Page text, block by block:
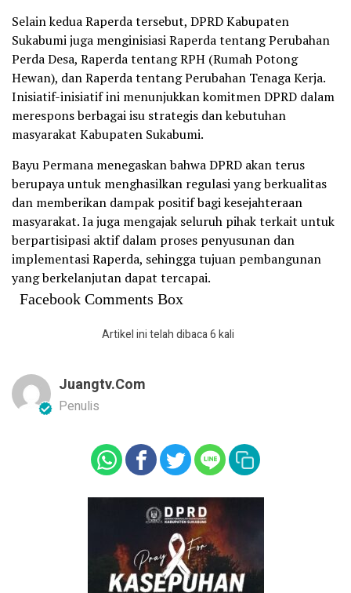
Selain kedua Raperda tersebut, DPRD Kabupaten
Sukabumi juga menginisiasi Raperda tentang Perubahan
Perda Desa, Raperda tentang RPH (Rumah Potong
Hewan), dan Raperda tentang Perubahan Tenaga Kerja.
Inisiatif-inisiatif ini menunjukkan komitmen DPRD dalam
merespons berbagai isu strategis dan kebutuhan
masyarakat Kabupaten Sukabumi.
Bayu Permana menegaskan bahwa DPRD akan terus
berupaya untuk menghasilkan regulasi yang berkualitas
dan memberikan dampak positif bagi kesejahteraan
masyarakat. Ia juga mengajak seluruh pihak terkait untuk
berpartisipasi aktif dalam proses penyusunan dan
implementasi Raperda, sehingga tujuan pembangunan
yang berkelanjutan dapat tercapai.
Facebook Comments Box
Artikel ini telah dibaca 6 kali
Juangtv.com
Penulis